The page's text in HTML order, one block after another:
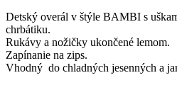
Detský overál v štýle BAMBI s
chrbátiku.
Rukávy a nožičky ukončené lemom.
Zapínanie na zips.
Vhodný do chladných jesenných a